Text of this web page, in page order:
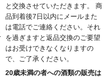
と交換させていただきます。 商
品到着後7日以内にメールまた
は電話でご連絡ください。それ
を過ぎますと返品交換のご要望
はお受けできなくなりますの
で、ご了承ください。
20歳未満の者への酒類の販売は